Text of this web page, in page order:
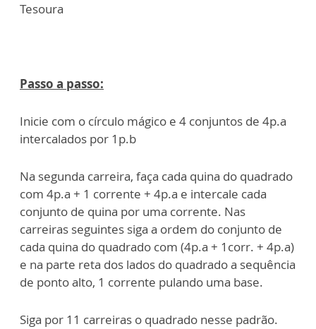
Tesoura
Passo a passo:
Inicie com o círculo mágico e 4 conjuntos de 4p.a
intercalados por 1p.b
Na segunda carreira, faça cada quina do quadrado
com 4p.a + 1 corrente + 4p.a e intercale cada
conjunto de quina por uma corrente. Nas
carreiras seguintes siga a ordem do conjunto de
cada quina do quadrado com (4p.a + 1corr. + 4p.a)
e na parte reta dos lados do quadrado a sequência
de ponto alto, 1 corrente pulando uma base.
Siga por 11 carreiras o quadrado nesse padrão.